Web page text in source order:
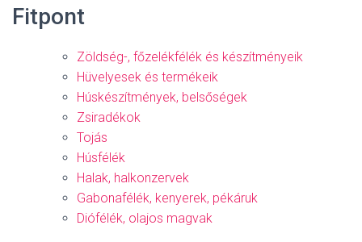
Fitpont
Zöldség-, főzelékfélék és készítményeik
Hüvelyesek és termékeik
Húskészítmények, belsőségek
Zsiradékok
Tojás
Húsfélék
Halak, halkonzervek
Gabonafélék, kenyerek, pékáruk
Diófélék, olajos magvak